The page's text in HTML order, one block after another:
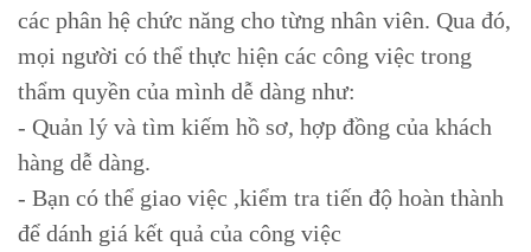
các phân hệ chức năng cho từng nhân viên. Qua đó,
mọi người có thể thực hiện các công việc trong
thẩm quyền của mình dễ dàng như:
- Quản lý và tìm kiếm hồ sơ, hợp đồng của khách
hàng dễ dàng.
- Bạn có thể giao việc ,kiểm tra tiến độ hoàn thành
để dánh giá kết quả của công việc